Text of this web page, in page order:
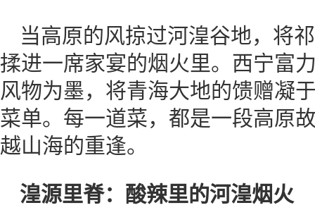
当高原的风掠过河湟谷地，将
揉进一席家宴的烟火里。西宁富
风物为墨，将青海大地的馈赠凝
菜单。每一道菜，都是一段高原
越山海的重逢。
湟源里脊：酸辣里的河湟烟火